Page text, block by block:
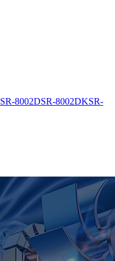
SR-8002DSR-8002DKSR-